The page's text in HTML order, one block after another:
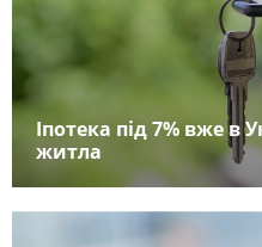
Іпотека під 7% вже в
житла